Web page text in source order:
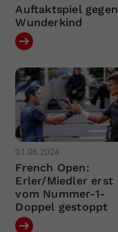
Auftaktspiel gegen
Wunderkind
01.06.2024
French Open:
Erler/Miedler erst
vom Nummer-1-
Doppel gestoppt